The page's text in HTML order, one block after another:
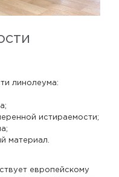
линолеума:
истираемости;
материал.
европейскому